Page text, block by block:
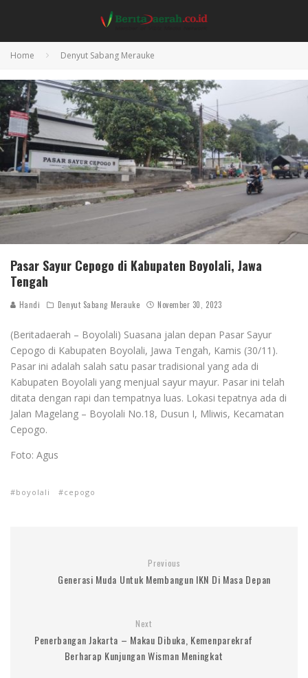
Home Denyut Sabang Merauke
Pasar Sayur Cepogo di Kabupaten Boyolali, Jawa
Tengah
Handi Denyut Sabang Merauke November 30, 2023
(Beritadaerah – Boyolali) Suasana jalan depan Pasar Sayur
Cepogo di Kabupaten Boyolali, Jawa Tengah, Kamis (30/11).
Pasar ini adalah salah satu pasar tradisional yang ada di
Kabupaten Boyolali yang menjual sayur mayur. Pasar ini telah
ditata dengan rapi dan tempatnya luas. Lokasi tepatnya ada di
Jalan Magelang – Boyolali No.18, Dusun I, Mliwis, Kecamatan
Cepogo.
Foto: Agus
boyolali cepogo
Previous
Generasi Muda Untuk Membangun IKN Di Masa Depan
Next
Penerbangan Jakarta – Makau Dibuka, Kemenparekraf
Berharap Kunjungan Wisman Meningkat